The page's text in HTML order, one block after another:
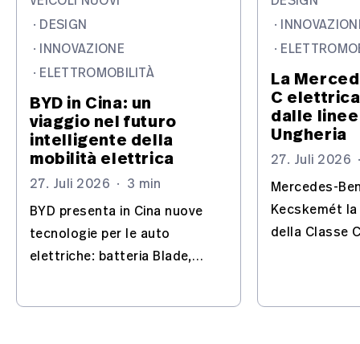
· DESIGN
· INNOVAZIONE
· ELETTROMOBILITÀ
BYD in Cina: un
viaggio nel futuro
intelligente della
mobilità elettrica
27. Juli 2026 · 3 min
BYD presenta in Cina nuove
tecnologie per le auto
elettriche: batteria Blade,
·
·
La
C
dalle
Ungheria
27. Juli 2026
Mercedes-
Kecskemét
della Classe